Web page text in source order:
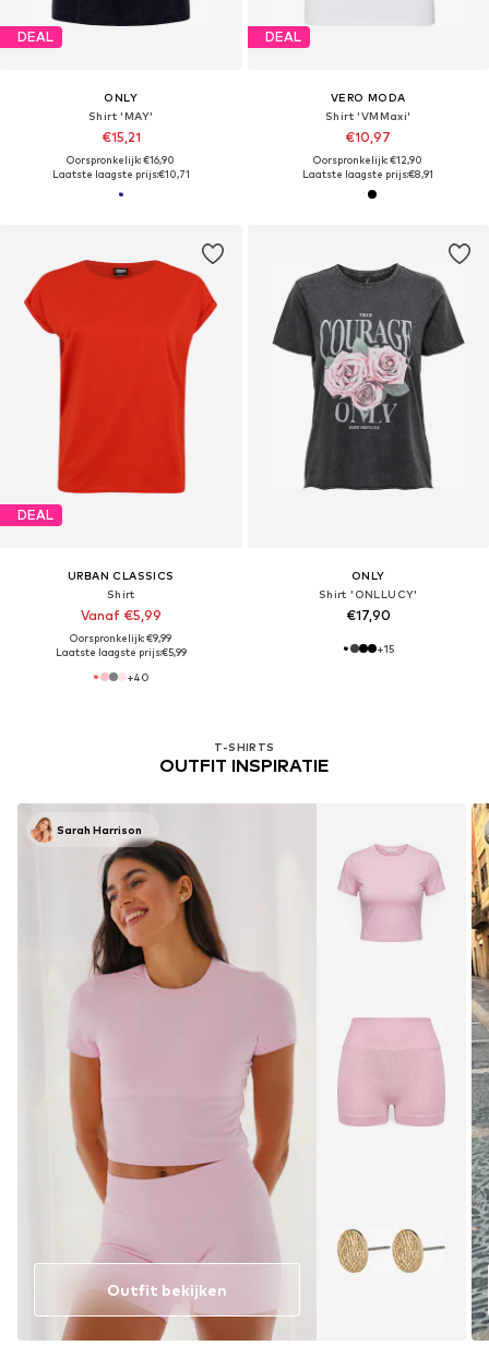
DEAL
ONLY
Shirt 'MAY'
€15,21
Oorspronkelijk: €16,90
Laatste laagste prijs:€10,71
DEAL
VERO MODA
Shirt 'VMMaxi'
€10,97
Oorspronkelijk: €12,90
Laatste laagste prijs:€8,91
DEAL
URBAN CLASSICS
Shirt
Vanaf €5,99
Oorspronkelijk: €9,99
Laatste laagste prijs:€5,99
+40
T-SHIRTS
OUTFIT INSPIRATIE
Sarah Harrison
Outfit bekijken
ONLY
Shirt 'ONLLUCY'
€17,90
+15